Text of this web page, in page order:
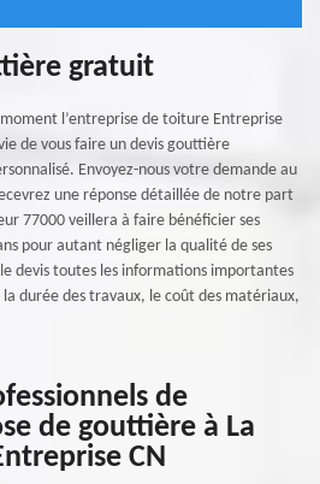
gratuit
l’entreprise de toiture Entreprise
de vous faire un devis gouttière
Envoyez-nous votre demande au
une réponse détaillée de notre part
77000 veillera à faire bénéficier ses
pour autant négliger la qualité de ses
devis toutes les informations importantes
durée des travaux, le coût des matériaux,
de
de gouttière à La
CN